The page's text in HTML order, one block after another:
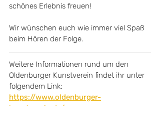
schönes Erlebnis freuen!
Wir wünschen euch wie immer viel Spaß
beim Hören der Folge.
Weitere Informationen rund um den
Oldenburger Kunstverein findet ihr unter
folgendem Link:
https://www.oldenburger-
kunstverein.de/